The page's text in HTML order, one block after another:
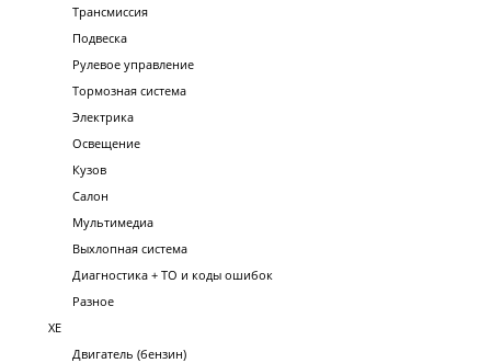
Трансмиссия
Подвеска
Рулевое управление
Тормозная система
Электрика
Освещение
Кузов
Салон
Мультимедиа
Выхлопная система
Диагностика + ТО и коды ошибок
Разное
XE
Двигатель (бензин)